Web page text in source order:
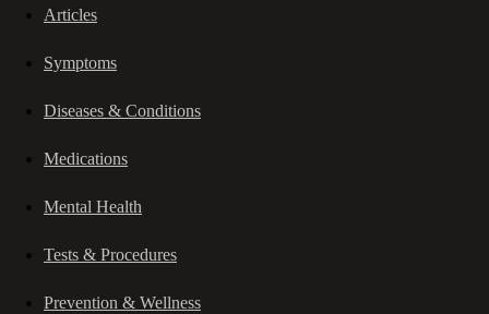
Articles
Symptoms
Diseases & Conditions
Medications
Mental Health
Tests & Procedures
Prevention & Wellness